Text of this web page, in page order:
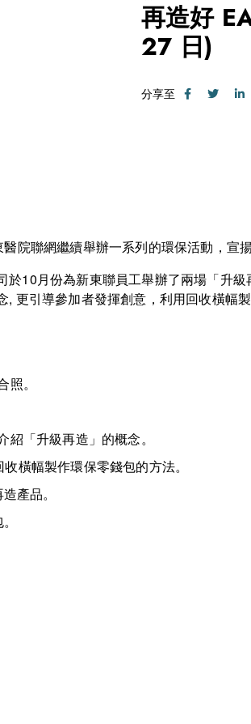
再造好
27 日)
分享至
院聯網繼續舉辦一系列的環保活動，宣
10月份為新東聯員工舉辦了兩場「升
更引導參加者發揮創意，利用回收橫幅
。
「升級再造」的概念。
橫幅製作環保零錢包的方法。
產品。